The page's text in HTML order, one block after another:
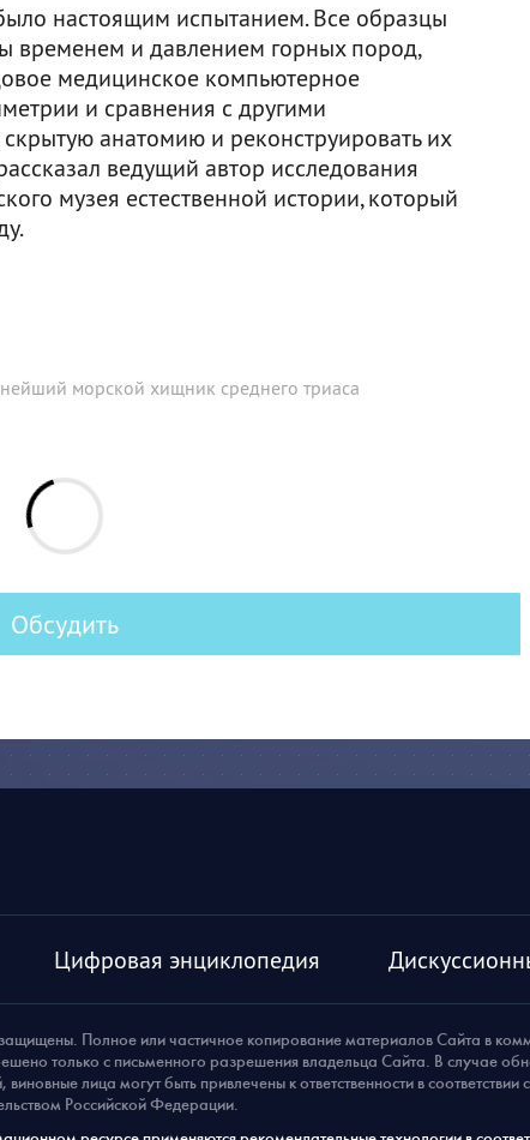
настоящим испытанием. Все образцы
временем и давлением горных пород,
медицинское компьютерное
и сравнения с другими
анатомию и реконструировать их
ведущий автор исследования
музея естественной истории, который
морской хищник среднего триаса
Обсудить
Цифровая энциклопедия
Полное или частичное копирование материалов Сайта в
только с письменного разрешения владельца Сайта. В случае
лица могут быть привлечены к ответственности в
Российской Федерации.